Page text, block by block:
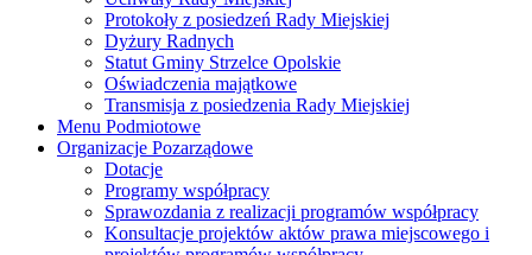
Protokoły z posiedzeń Rady Miejskiej
Dyżury Radnych
Statut Gminy Strzelce Opolskie
Oświadczenia majątkowe
Transmisja z posiedzenia Rady Miejskiej
Menu Podmiotowe
Organizacje Pozarządowe
Dotacje
Programy współpracy
Sprawozdania z realizacji programów współpracy
Konsultacje projektów aktów prawa miejscowego i